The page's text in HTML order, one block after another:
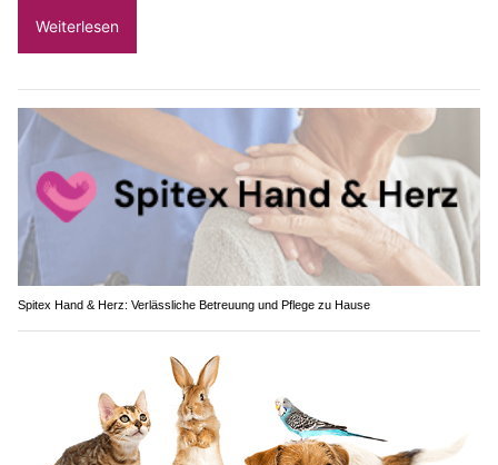
Weiterlesen
Spitex Hand & Herz: Verlässliche Betreuung und Pflege zu Hause